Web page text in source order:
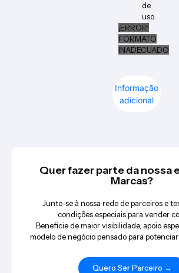
Informação
adicional
de
uso
¡ERROR!
FORMATO
INADECUADO
Quer fazer parte da nossa
Marcas?
Junte-se à nossa rede de parceiros e
condições especiais para vender
Beneficie de maior visibilidade, apoio
modelo de negócio pensado para
Quero Ser Parceiro →